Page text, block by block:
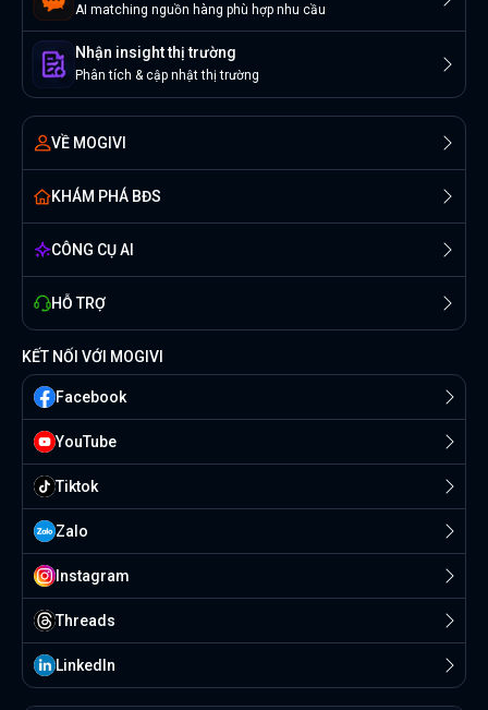
AI matching nguồn hàng phù hợp nhu cầu
Nhận insight thị trường
Phân tích & cập nhật thị trường
VỀ MOGIVI
KHÁM PHÁ BĐS
CÔNG CỤ AI
HỖ TRỢ
KẾT NỐI VỚI MOGIVI
Facebook
YouTube
Tiktok
Zalo
Instagram
Threads
Linkedln